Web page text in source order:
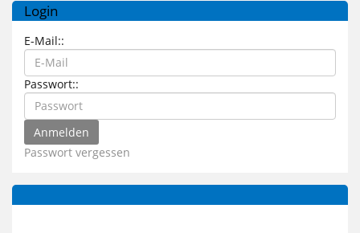
Login
E-Mail::
Passwort::
Passwort vergessen